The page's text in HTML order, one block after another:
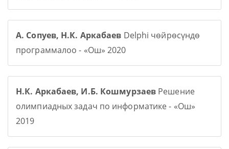
А. Сопуев, Н.К. Аркабаев Delphi чөйрөсүндө
программалоо - «Ош» 2020
Н.К. Аркабаев, И.Б. Кошмурзаев Решение
олимпиадных задач по информатике - «Ош»
2019